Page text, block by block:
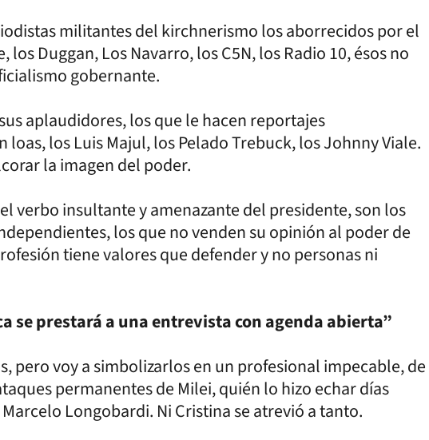
militantes del kirchnerismo los aborrecidos por el
Duggan, Los Navarro, los C5N, los Radio 10, ésos no
gobernante.
aplaudidores, los que le hacen reportajes
loas, los Luis Majul, los Pelado Trebuck, los Johnny Viale.
la imagen del poder.
verbo insultante y amenazante del presidente, son los
los que no venden su opinión al poder de
tiene valores que defender y no personas ni
se prestará a una entrevista con agenda abierta”
pero voy a simbolizarlos en un profesional impecable, de
permanentes de Milei, quién lo hizo echar días
Longobardi. Ni Cristina se atrevió a tanto.